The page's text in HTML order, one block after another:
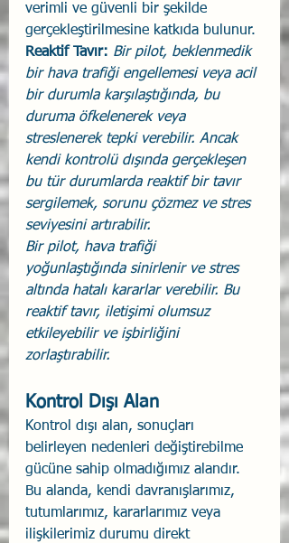
verimli ve güvenli bir şekilde
gerçekleştirilmesine katkıda bulunur.
Reaktif Tavır: Bir pilot, beklenmedik
bir hava trafiği engellemesi veya acil
bir durumla karşılaştığında, bu
duruma öfkelenerek veya
streslenerek tepki verebilir. Ancak
kendi kontrolü dışında gerçekleşen
bu tür durumlarda reaktif bir tavır
sergilemek, sorunu çözmez ve stres
seviyesini artırabilir.
Bir pilot, hava trafiği
yoğunlaştığında sinirlenir ve stres
altında hatalı kararlar verebilir. Bu
reaktif tavır, iletişimi olumsuz
etkileyebilir ve işbirliğini
zorlaştırabilir.
Kontrol Dışı Alan
Kontrol dışı alan, sonuçları
belirleyen nedenleri değiştirebilme
gücüne sahip olmadığımız alandır.
Bu alanda, kendi davranışlarımız,
tutumlarımız, kararlarımız veya
ilişkilerimiz durumu direkt